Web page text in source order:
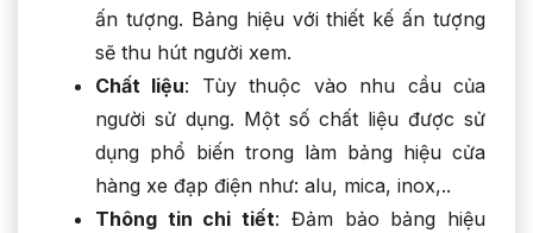
ấn tượng. Bảng hiệu với thiết kế ấn tượng
sẽ thu hút người xem.
Chất liệu: Tùy thuộc vào nhu cầu của
người sử dụng. Một số chất liệu được sử
dụng phổ biến trong làm bảng hiệu cửa
hàng xe đạp điện như: alu, mica, inox,..
Thông tin chi tiết: Đảm bảo bảng hiệu